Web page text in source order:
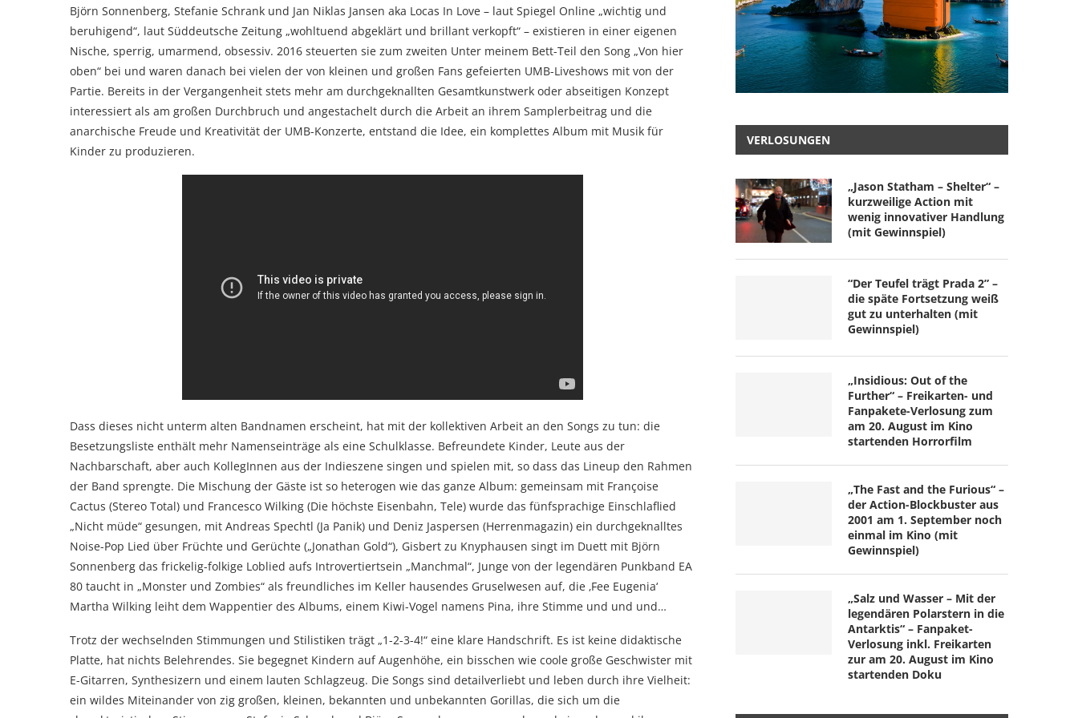
Björn Sonnenberg, Stefanie Schrank und Jan Niklas Jansen aka Locas In Love – laut Spiegel Online „wichtig und
beruhigend“, laut Süddeutsche Zeitung „wohltuend abgeklärt und brillant verkopft“ – existieren in einer eigenen
Nische, sperrig, umarmend, obsessiv. 2016 steuerten sie zum zweiten Unter meinem Bett-Teil den Song „Von hier
oben“ bei und waren danach bei vielen der von kleinen und großen Fans gefeierten UMB-Liveshows mit von der
Partie. Bereits in der Vergangenheit stets mehr am durchgeknallten Gesamtkunstwerk oder abseitigen Konzept
interessiert als am großen Durchbruch und angestachelt durch die Arbeit an ihrem Samplerbeitrag und die
anarchische Freude und Kreativität der UMB-Konzerte, entstand die Idee, ein komplettes Album mit Musik für
Kinder zu produzieren.
Dass dieses nicht unterm alten Bandnamen erscheint, hat mit der kollektiven Arbeit an den Songs zu tun: die
Besetzungsliste enthält mehr Namenseinträge als eine Schulklasse. Befreundete Kinder, Leute aus der
Nachbarschaft, aber auch KollegInnen aus der Indieszene singen und spielen mit, so dass das Lineup den Rahmen
der Band sprengte. Die Mischung der Gäste ist so heterogen wie das ganze Album: gemeinsam mit Françoise
Cactus (Stereo Total) und Francesco Wilking (Die höchste Eisenbahn, Tele) wurde das fünfsprachige Einschlaflied
„Nicht müde“ gesungen, mit Andreas Spechtl (Ja Panik) und Deniz Jaspersen (Herrenmagazin) ein durchgeknalltes
Noise-Pop Lied über Früchte und Gerüchte („Jonathan Gold“), Gisbert zu Knyphausen singt im Duett mit Björn
Sonnenberg das frickelig-folkige Loblied aufs Introvertiertsein „Manchmal“, Junge von der legendären Punkband EA
80 taucht in „Monster und Zombies“ als freundliches im Keller hausendes Gruselwesen auf, die ‚Fee Eugenia‘
Martha Wilking leiht dem Wappentier des Albums, einem Kiwi-Vogel namens Pina, ihre Stimme und und und…
Trotz der wechselnden Stimmungen und Stilistiken trägt „1-2-3-4!“ eine klare Handschrift. Es ist keine didaktische
Platte, hat nichts Belehrendes. Sie begegnet Kindern auf Augenhöhe, ein bisschen wie coole große Geschwister mit
E-Gitarren, Synthesizern und einem lauten Schlagzeug. Die Songs sind detailverliebt und leben durch ihre Vielheit:
ein wildes Miteinander von zig großen, kleinen, bekannten und unbekannten Gorillas, die sich um die
VERLOSUNGEN
„Jason Statham – Shelter“ –
kurzweilige Action mit
wenig innovativer Handlung
(mit Gewinnspiel)
“Der Teufel trägt Prada 2” –
die späte Fortsetzung weiß
gut zu unterhalten (mit
Gewinnspiel)
„Insidious: Out of the
Further“ – Freikarten- und
Fanpakete-Verlosung zum
am 20. August im Kino
startenden Horrorfilm
„The Fast and the Furious“ –
der Action-Blockbuster aus
2001 am 1. September noch
einmal im Kino (mit
Gewinnspiel)
„Salz und Wasser – Mit der
legendären Polarstern in die
Antarktis“ – Fanpaket-
Verlosung inkl. Freikarten
zur am 20. August im Kino
startenden Doku